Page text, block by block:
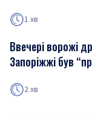
1 хв
Ввечері ворожі
Запоріжжі був
2 хв